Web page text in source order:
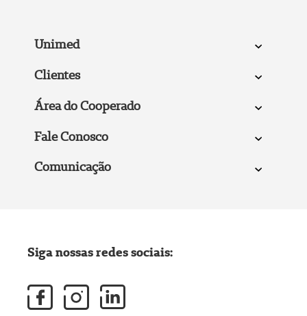
Unimed
Clientes
Área do Cooperado
Fale Conosco
Comunicação
Siga nossas redes sociais: